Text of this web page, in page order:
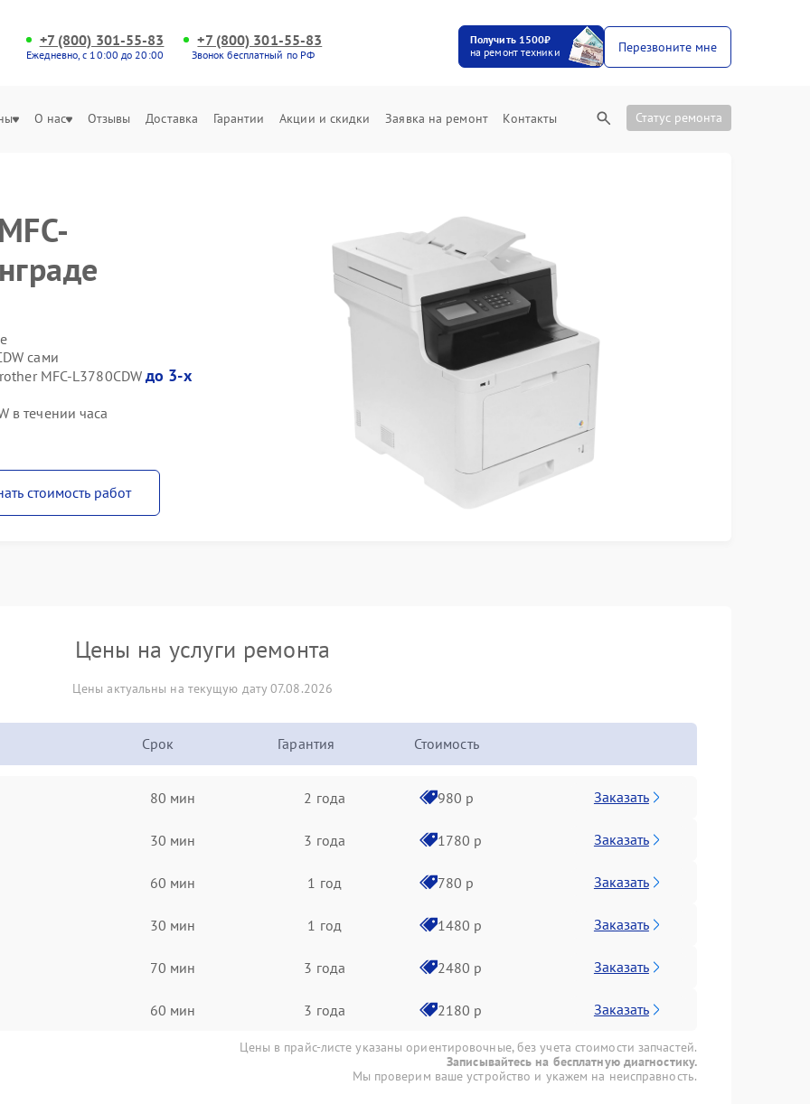
+7 (800) 301-55-83
Ежедневно, с 10:00 до 20:00
+7 (800) 301-55-83
Звонок бесплатный по РФ
Получить 1500₽
на ремонт техники
Перезвоните мне
О нас Отзывы Доставка Гарантии Акции и скидки Заявка на ремонт Контакты Статус ремонта
сами
MFC-L3780CDW до 3-х
в течении часа
стоимость работ
Цены на услуги ремонта
Цены актуальны на текущую дату 07.08.2026
Срок Гарантия Стоимость
80 мин 2 года 980 р Заказать
30 мин 3 года 1780 р Заказать
60 мин 1 год 780 р Заказать
30 мин 1 год 1480 р Заказать
70 мин 3 года 2480 р Заказать
60 мин 3 года 2180 р Заказать
Цены в прайс-листе указаны ориентировочные, без учета стоимости запчастей.
Записывайтесь на бесплатную диагностику.
Мы проверим ваше устройство и укажем на неисправность.